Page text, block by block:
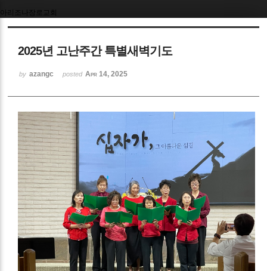
아리조나장로교회
2025년 고난주간 특별새벽기도
by azangc posted Apr 14, 2025
Sketchbook5, 스케치북5
Sketchbook5, 스케치북5